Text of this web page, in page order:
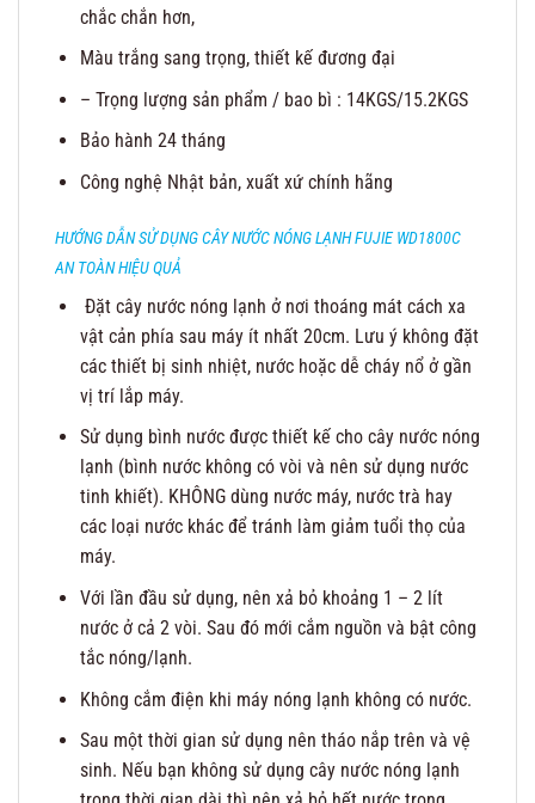
chắc chắn hơn,
Màu trắng sang trọng, thiết kế đương đại
– Trọng lượng sản phẩm / bao bì : 14KGS/15.2KGS
Bảo hành 24 tháng
Công nghệ Nhật bản, xuất xứ chính hãng
HƯỚNG DẪN SỬ DỤNG CÂY NƯỚC NÓNG LẠNH FUJIE WD1800C
AN TOÀN HIỆU QUẢ
Đặt cây nước nóng lạnh ở nơi thoáng mát cách xa
vật cản phía sau máy ít nhất 20cm. Lưu ý không đặt
các thiết bị sinh nhiệt, nước hoặc dễ cháy nổ ở gần
vị trí lắp máy.
Sử dụng bình nước được thiết kế cho cây nước nóng
lạnh (bình nước không có vòi và nên sử dụng nước
tinh khiết). KHÔNG dùng nước máy, nước trà hay
các loại nước khác để tránh làm giảm tuổi thọ của
máy.
Với lần đầu sử dụng, nên xả bỏ khoảng 1 – 2 lít
nước ở cả 2 vòi. Sau đó mới cắm nguồn và bật công
tắc nóng/lạnh.
Không cắm điện khi máy nóng lạnh không có nước.
Sau một thời gian sử dụng nên tháo nắp trên và vệ
sinh. Nếu bạn không sử dụng cây nước nóng lạnh